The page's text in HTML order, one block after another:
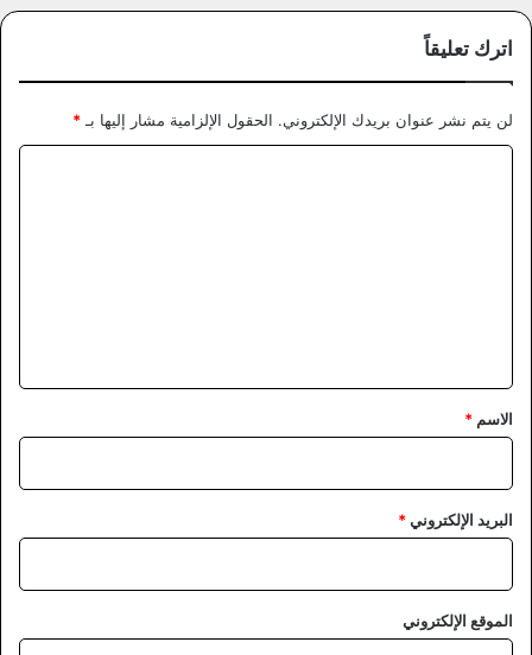
اترك تعليقاً
لن يتم نشر عنوان بريدك الإلكتروني. الحقول الإلزامية مشار إليها بـ *
*
الاسم *
البريد الإلكتروني*
الموقع الإلكتروني